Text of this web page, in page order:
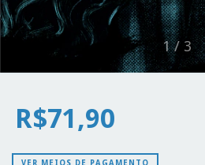
1/ 3
R$71,90
VER MEIOS DE PAGAMENTO